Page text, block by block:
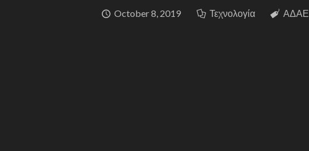
October 8, 2019 Τεχνολογία ΑΔΑΕ